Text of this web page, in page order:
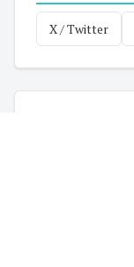
X / Twitter